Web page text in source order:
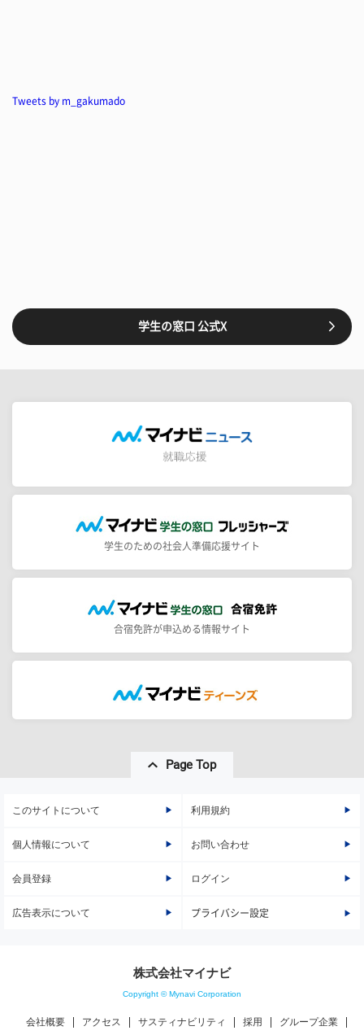
Tweets by m_gakumado
学生の窓口 公式X
学生のための社会人準備応援サイト
合宿免許が申込める情報サイト
Page Top
このサイトについて 利用規約
個人情報について お問い合わせ
会員登録 ログイン
広告表示について プライバシー設定
株式会社マイナビ
Copyright © Mynavi Corporation
会社概要 アクセス サスティナビリティ 採用 グループ企業